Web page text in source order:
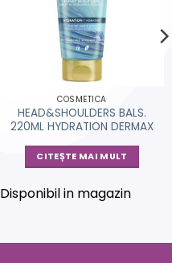
COSMETICA
HEAD&SHOULDERS BALS.
220ML HYDRATION DERMAX
CITEȘTE MAI MULT
Disponibil in magazin